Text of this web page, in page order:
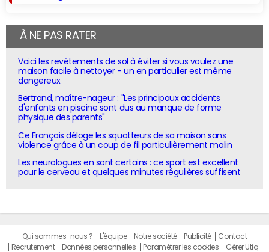
À NE PAS RATER
Voici les revêtements de sol à éviter si vous voulez une
maison facile à nettoyer - un en particulier est même
dangereux
Bertrand, maître-nageur : "Les principaux accidents
d'enfants en piscine sont dus au manque de forme
physique des parents"
Ce Français déloge les squatteurs de sa maison sans
violence grâce à un coup de fil particulièrement malin
Les neurologues en sont certains : ce sport est excellent
pour le cerveau et quelques minutes régulières suffisent
Qui sommes-nous ? L'équipe Notre société Publicité
Contact
Recrutement
Données personnelles Paramétrer les cookies Gérer Utiq